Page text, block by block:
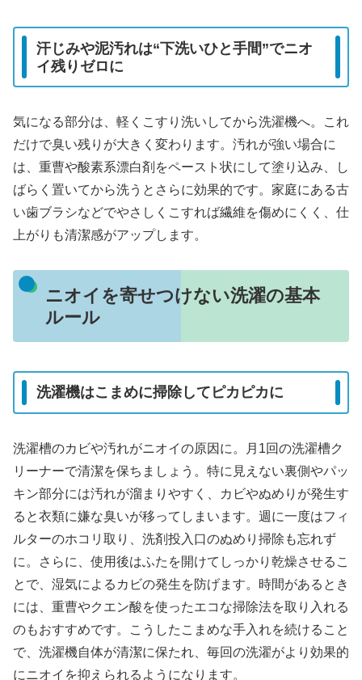
汗じみや泥汚れは“下洗いひと手間”でニオ
イ残りゼロに
気になる部分は、軽くこすり洗いしてから洗濯機へ。これ
だけで臭い残りが大きく変わります。汚れが強い場合に
は、重曹や酸素系漂白剤をペースト状にして塗り込み、し
ばらく置いてから洗うとさらに効果的です。家庭にある古
い歯ブラシなどでやさしくこすれば繊維を傷めにくく、仕
上がりも清潔感がアップします。
ニオイを寄せつけない洗濯の基本
ルール
洗濯機はこまめに掃除してピカピカに
洗濯槽のカビや汚れがニオイの原因に。月1回の洗濯槽ク
リーナーで清潔を保ちましょう。特に見えない裏側やパッ
キン部分には汚れが溜まりやすく、カビやぬめりが発生す
ると衣類に嫌な臭いが移ってしまいます。週に一度はフィ
ルターのホコリ取り、洗剤投入口のぬめり掃除も忘れず
に。さらに、使用後はふたを開けてしっかり乾燥させるこ
とで、湿気によるカビの発生を防げます。時間があるとき
には、重曹やクエン酸を使ったエコな掃除法を取り入れる
のもおすすめです。こうしたこまめな手入れを続けること
で、洗濯機自体が清潔に保たれ、毎回の洗濯がより効果的
にニオイを抑えられるようになります。